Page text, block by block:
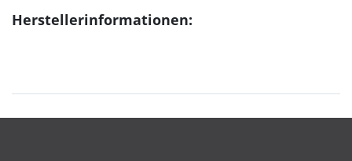
Herstellerinformationen: